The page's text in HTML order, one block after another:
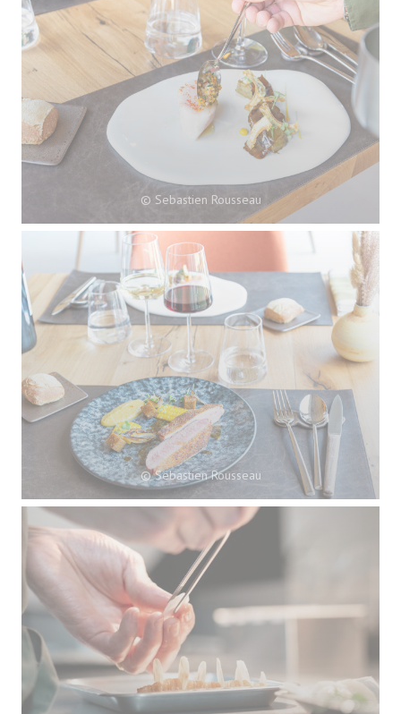
© Sebastien Rousseau
© Sebastien Rousseau